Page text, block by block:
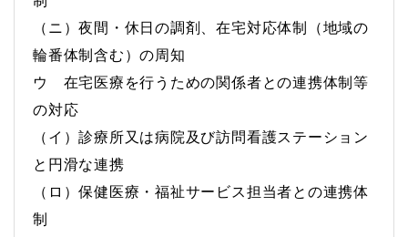
（ニ）夜間・休日の調剤、在宅対応体制（地域の
輪番体制含む）の周知
ウ 在宅医療を行うための関係者との連携体制等
の対応
（イ）診療所又は病院及び訪問看護ステーション
と円滑な連携
（ロ）保健医療・福祉サービス担当者との連携体
制